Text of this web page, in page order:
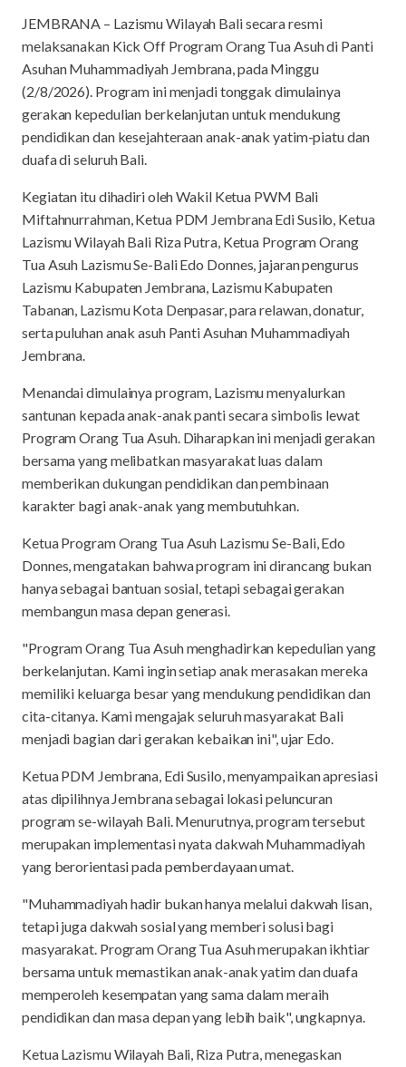
JEMBRANA – Lazismu Wilayah Bali secara resmi
melaksanakan Kick Off Program Orang Tua Asuh di Panti
Asuhan Muhammadiyah Jembrana, pada Minggu
(2/8/2026). Program ini menjadi tonggak dimulainya
gerakan kepedulian berkelanjutan untuk mendukung
pendidikan dan kesejahteraan anak-anak yatim-piatu dan
duafa di seluruh Bali.
Kegiatan itu dihadiri oleh Wakil Ketua PWM Bali
Miftahnurrahman, Ketua PDM Jembrana Edi Susilo, Ketua
Lazismu Wilayah Bali Riza Putra, Ketua Program Orang
Tua Asuh Lazismu Se-Bali Edo Donnes, jajaran pengurus
Lazismu Kabupaten Jembrana, Lazismu Kabupaten
Tabanan, Lazismu Kota Denpasar, para relawan, donatur,
serta puluhan anak asuh Panti Asuhan Muhammadiyah
Jembrana.
Menandai dimulainya program, Lazismu menyalurkan
santunan kepada anak-anak panti secara simbolis lewat
Program Orang Tua Asuh. Diharapkan ini menjadi gerakan
bersama yang melibatkan masyarakat luas dalam
memberikan dukungan pendidikan dan pembinaan
karakter bagi anak-anak yang membutuhkan.
Ketua Program Orang Tua Asuh Lazismu Se-Bali, Edo
Donnes, mengatakan bahwa program ini dirancang bukan
hanya sebagai bantuan sosial, tetapi sebagai gerakan
membangun masa depan generasi.
"Program Orang Tua Asuh menghadirkan kepedulian yang
berkelanjutan. Kami ingin setiap anak merasakan mereka
memiliki keluarga besar yang mendukung pendidikan dan
cita-citanya. Kami mengajak seluruh masyarakat Bali
menjadi bagian dari gerakan kebaikan ini", ujar Edo.
Ketua PDM Jembrana, Edi Susilo, menyampaikan apresiasi
atas dipilihnya Jembrana sebagai lokasi peluncuran
program se-wilayah Bali. Menurutnya, program tersebut
merupakan implementasi nyata dakwah Muhammadiyah
yang berorientasi pada pemberdayaan umat.
"Muhammadiyah hadir bukan hanya melalui dakwah lisan,
tetapi juga dakwah sosial yang memberi solusi bagi
masyarakat. Program Orang Tua Asuh merupakan ikhtiar
bersama untuk memastikan anak-anak yatim dan duafa
memperoleh kesempatan yang sama dalam meraih
pendidikan dan masa depan yang lebih baik", ungkapnya.
Ketua Lazismu Wilayah Bali, Riza Putra, menegaskan